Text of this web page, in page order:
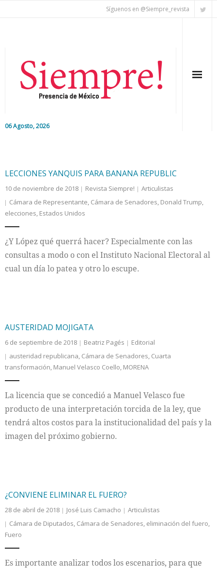
Síguenos en @Siempre_revista
06 Agosto, 2026
Nacional
Colaboradores
Internacional
LECCIONES YANQUIS PARA BANANA REPUBLIC
10 de noviembre de 2018 Revista Siempre!
Articulistas
Cámara de Representante, Cámara de Senadores, Donald Trump,
elecciones, Estados Unidos
¿Y López qué querrá hacer? Especialmente con las
consultas a modo o con el Instituto Nacional Electoral al
cual un día lo patea y otro lo escupe.
AUSTERIDAD MOJIGATA
6 de septiembre de 2018 Beatriz Pagés
Editorial
austeridad republicana, Cámara de Senadores, Cuarta
transformación, Manuel Velasco Coello, MORENA
La licencia que se concedió a Manuel Velasco fue
producto de una interpretación torcida de la ley, que
tendrá altos costos para la institucionalidad del país y la
imagen del próximo gobierno.
¿CONVIENE ELIMINAR EL FUERO?
28 de abril de 2018 José Luis Camacho
Articulistas
Cámara de Diputados, Cámara de Senadores, eliminación del fuero,
Fuero
Es importante analizar todos los escenarios, para que